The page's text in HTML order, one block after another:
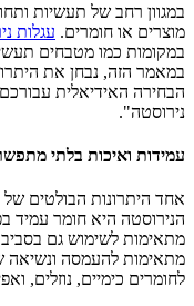
במגוון רחב של תעשיות
מוצרים או חומרים. עגלות
במקומות כמו מטבחים
במאמר הזה, נבחן את
הבחירה האידיאלית
נירוסטה".
עמידות ואיכות בלתי
אחד היתרונות הבולטים של
הנירוסטה היא חומר עמיד
מתאימות לשימוש גם
מתאימות להעמסה ונשיאה
לחומרים כימיים, נוזלים,